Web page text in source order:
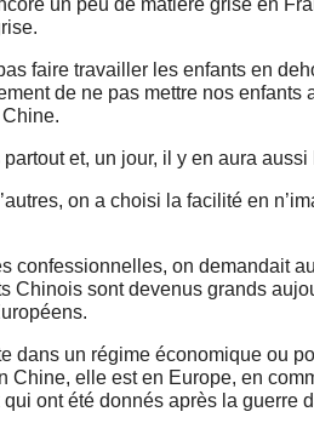
faire travailler les enfants en
de ne pas mettre nos enfants
et, un jour, il y en aura
on a choisi la facilité en
confessionnelles, on demandait
Chinois sont devenus grands
dans un régime économique ou
Chine, elle est en Europe, en
ont été donnés après la guerre